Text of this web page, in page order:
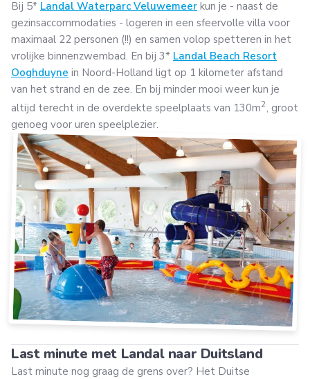
Bij 5* Landal Waterparc Veluwemeer kun je - naast de
gezinsaccommodaties - logeren in een sfeervolle villa voor
maximaal 22 personen (!!) en samen volop spetteren in het
vrolijke binnenzwembad. En bij 3* Landal Beach Resort
Ooghduyne in Noord-Holland ligt op 1 kilometer afstand
van het strand en de zee. En bij minder mooi weer kun je
altijd terecht in de overdekte speelplaats van 130m2, groot
genoeg voor uren speelplezier.
Last minute met Landal naar Duitsland
Last minute nog graag de grens over? Het Duitse